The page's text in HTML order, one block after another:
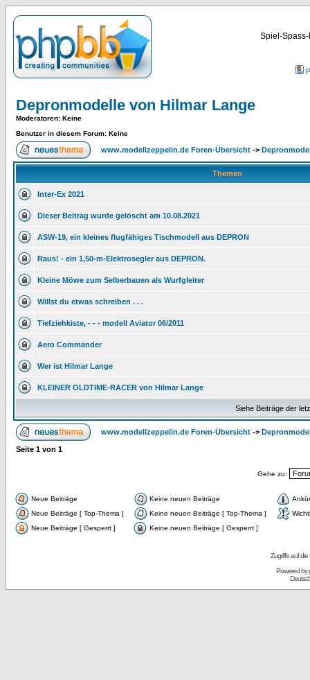
Spiel-
Depronmodelle von Hilmar Lange
Moderatoren: Keine
Benutzer in diesem Forum: Keine
www.modellzeppelin.de Foren-Übersicht ->
Themen
Inter-Ex 2021
Dieser Beitrag wurde gelöscht am 10.08.2021
ASW-19, ein kleines flugfähiges Tischmodell aus DEPRON
Raus! - ein 1,50-m-Elektrosegler aus DEPRON.
Kleine Möwe zum Selberbauen als Wurfgleiter
Willst du etwas schreiben . . .
Tiefziehkiste, - - - modell Aviator 06/2011
Aero Commander
Wer ist Hilmar Lange
KLEINER OLDTIME-RACER von Hilmar Lange
Siehe Beiträge der
www.modellzeppelin.de Foren-Übersicht ->
Seite 1 von 1
Gehe zu:
Neue Beiträge Keine neuen Beiträge
Neue Beiträge [ Top-Thema ]
Keine neuen Beiträge [ Top-Thema ]
Neue Beiträge [ Gesperrt ]
Keine neuen Beiträge [ Gesperrt ]
Zugriffe auf
Powered by